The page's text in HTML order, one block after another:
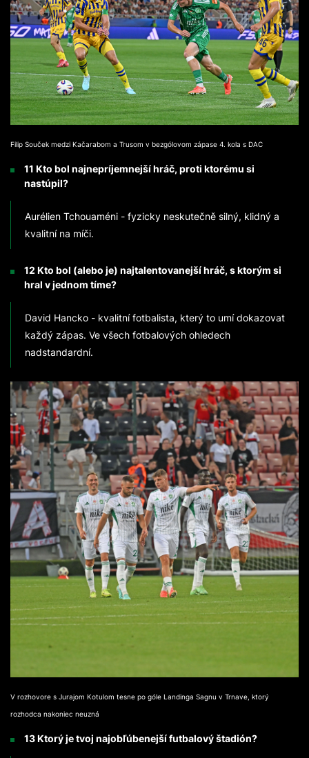
Filip Souček medzi Kačarabom a Trusom v bezgólovom zápase 4. kola s DAC
11 Kto bol najnepríjemnejší hráč, proti ktorému si
nastúpil?
Aurélien Tchouaméni - fyzicky neskutečně silný, klidný a
kvalitní na míči.
12 Kto bol (alebo je) najtalentovanejší hráč, s ktorým si
hral v jednom tíme?
David Hancko - kvalitní fotbalista, který to umí dokazovat
každý zápas. Ve všech fotbalových ohledech
nadstandardní.
V rozhovore s Jurajom Kotulom tesne po góle Landinga Sagnu v Trnave, ktorý
rozhodca nakoniec neuzná
13 Ktorý je tvoj najobľúbenejší futbalový štadión?